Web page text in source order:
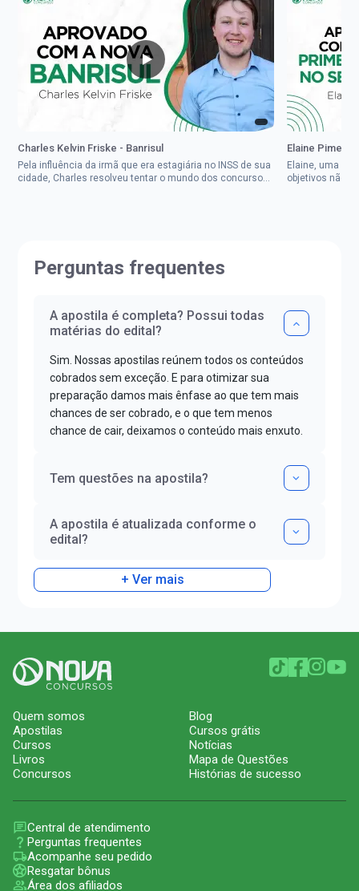
Charles Kelvin Friske - Banrisul
Pela influência da irmã que era estagiária no INSS de sua
cidade, Charles resolveu tentar o mundo dos concursos
Elaine
Elaine, uma
objetivos não
Perguntas frequentes
A apostila é completa? Possui todas
matérias do edital?
Sim. Nossas apostilas reúnem todos os conteúdos
cobrados sem exceção. E para otimizar sua
preparação damos mais ênfase ao que tem mais
chances de ser cobrado, e o que tem menos
chance de cair, deixamos o conteúdo mais enxuto.
Tem questões na apostila?
A apostila é atualizada conforme o
edital?
+ Ver mais
Quem somos
Apostilas
Cursos
Livros
Concursos
Blog
Cursos grátis
Notícias
Mapa de Questões
Histórias de sucesso
Central de atendimento
Perguntas frequentes
Acompanhe seu pedido
Resgatar bônus
Área dos afiliados